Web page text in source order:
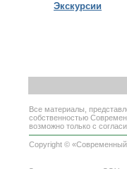
Экскурсии
Все материалы,
собственностью
возможно только с
Copyright ©